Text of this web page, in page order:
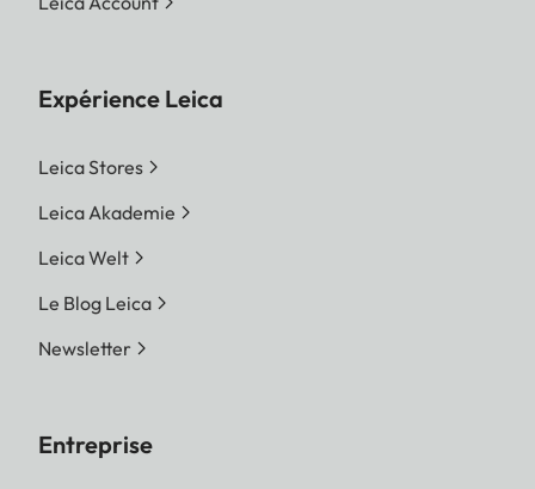
Expérience Leica
Leica Stores
Leica Akademie
Leica Welt
Le Blog Leica
Newsletter
Entreprise